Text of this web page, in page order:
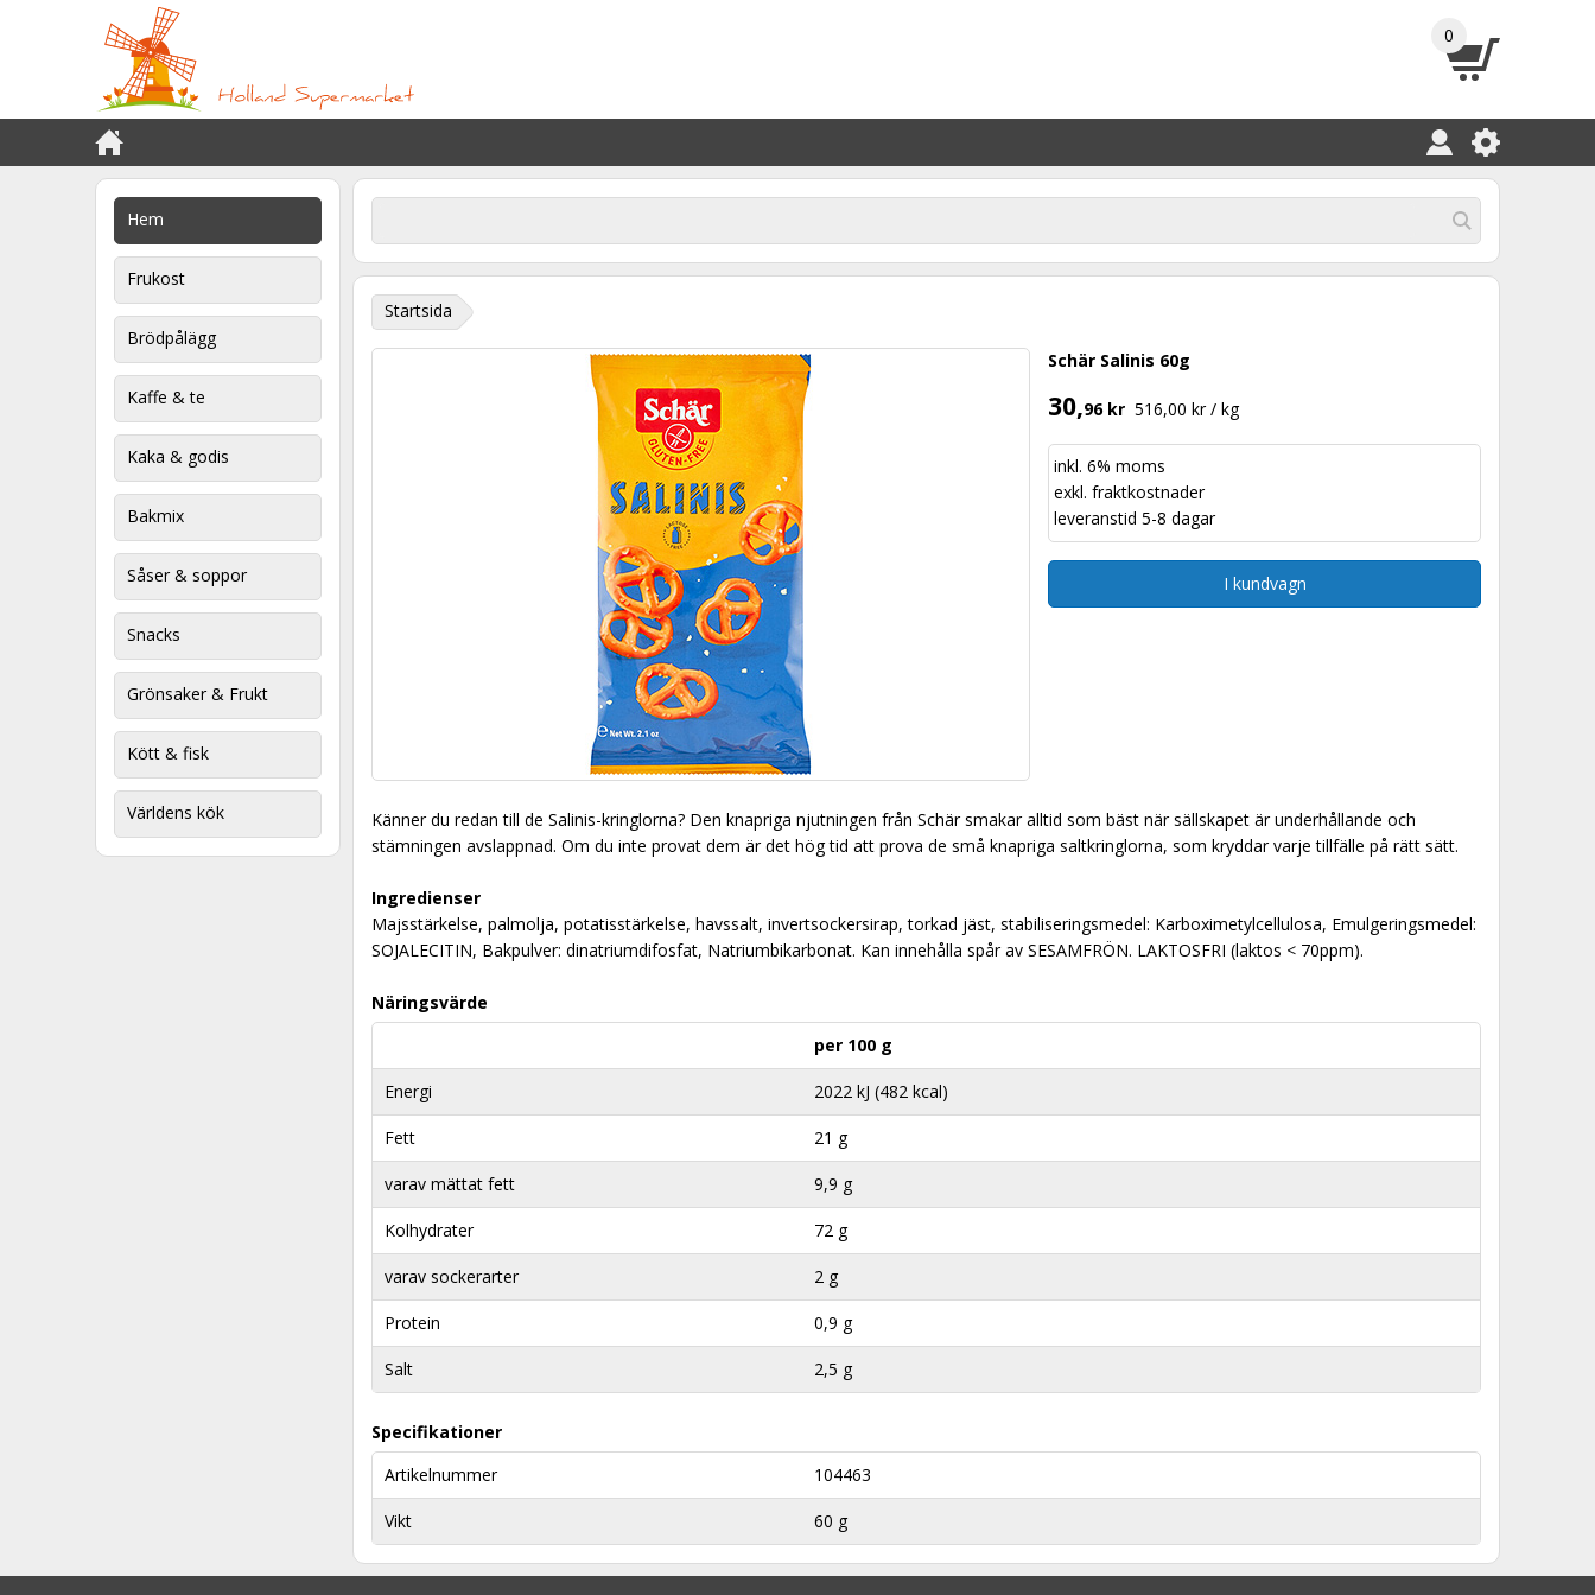
0
Hem
Frukost
Brödpålägg
Kaffe & te
Kaka & godis
Bakmix
Såser & soppor
Snacks
Grönsaker & Frukt
Kött & fisk
Världens kök
Startsida
Schär Salinis 60g
30,96 kr 516,00 kr / kg
inkl. 6% moms
exkl. fraktkostnader
leveranstid 5-8 dagar
I kundvagn
Känner du redan till de Salinis-kringlorna? Den knapriga njutningen från Schär smakar alltid som bäst när sällskapet är underhållande och
stämningen avslappnad. Om du inte provat dem är det hög tid att prova de små knapriga saltkringlorna, som kryddar varje tillfälle på rätt sätt.
Ingredienser
Majsstärkelse, palmolja, potatisstärkelse, havssalt, invertsockersirap, torkad jäst, stabiliseringsmedel: Karboximetylcellulosa, Emulgeringsmedel:
SOJALECITIN, Bakpulver: dinatriumdifosfat, Natriumbikarbonat. Kan innehålla spår av SESAMFRÖN. LAKTOSFRI (laktos < 70ppm).
Näringsvärde
per 100 g
Energi 2022 kJ (482 kcal)
Fett 21 g
varav mättat fett 9,9 g
Kolhydrater 72 g
varav sockerarter 2 g
Protein 0,9 g
Salt 2,5 g
Specifikationer
Artikelnummer
104463
Vikt 60 g